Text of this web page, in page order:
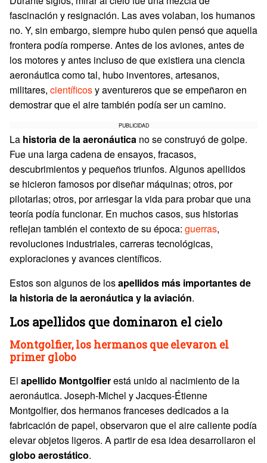
fascinación y resignación. Las aves volaban, los humanos
no. Y, sin embargo, siempre hubo quien pensó que aquella
frontera podía romperse. Antes de los aviones, antes de
los motores y antes incluso de que existiera una ciencia
aeronáutica como tal, hubo inventores, artesanos,
militares, científicosy aventureros que se empeñaron en
demostrar que el aire también podía ser un camino.
PUBLICIDAD
La historia de la aeronáutica no se construyó de golpe.
Fue una larga cadena de ensayos, fracasos,
descubrimientos y pequeños triunfos. Algunos apellidos
se hicieron famosos por diseñar máquinas; otros, por
pilotarlas; otros, por arriesgar la vida para probar que una
teoría podía funcionar. En muchos casos, sus historias
reflejan también el contexto de su época: guerras,
revoluciones industriales, carreras tecnológicas,
exploraciones y avances científicos.
Estos son algunos de losapellidos más importantes de
la historia de la aeronáutica y la aviación.
Los apellidos que dominaron el cielo
Montgolfier, los hermanos que elevaron el
primer globo
El apellido Montgolfierestá unido al nacimiento de la
aeronáutica. Joseph-Michel y Jacques-Étienne
Montgolfier, dos hermanos franceses dedicados a la
fabricación de papel, observaron que el aire caliente podía
elevar objetos ligeros. A partir de esa idea desarrollaron el
globo aerostático.